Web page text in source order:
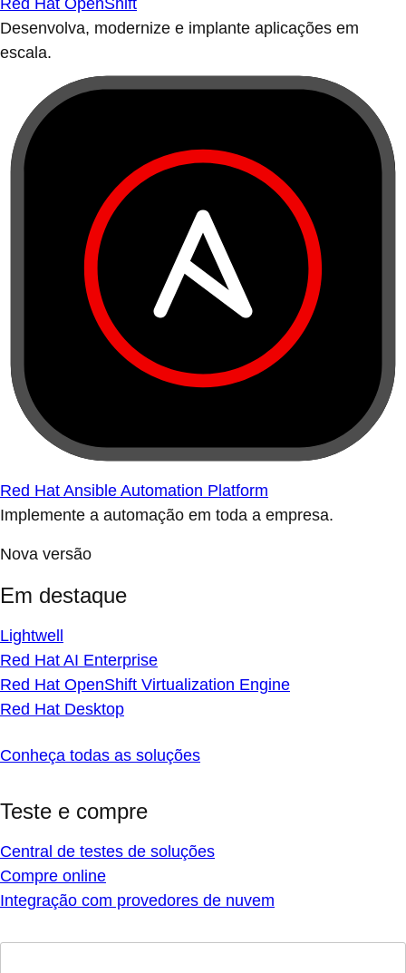
Red Hat OpenShift
Desenvolva, modernize e implante aplicações em
escala.
Red Hat Ansible Automation Platform
Implemente a automação em toda a empresa.
Nova versão
Em destaque
Lightwell
Red Hat AI Enterprise
Red Hat OpenShift Virtualization Engine
Red Hat Desktop
Conheça todas as soluções
Teste e compre
Central de testes de soluções
Compre online
Integração com provedores de nuvem